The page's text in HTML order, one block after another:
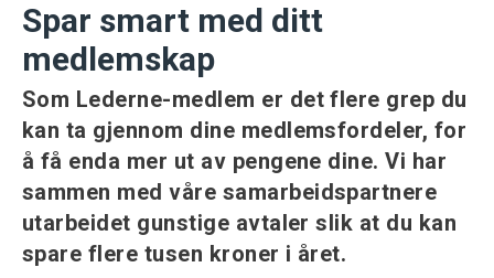
Spar smart med ditt
medlemskap
Som Lederne-medlem er det flere grep du
kan ta gjennom dine medlemsfordeler, for
å få enda mer ut av pengene dine. Vi har
sammen med våre samarbeidspartnere
utarbeidet gunstige avtaler slik at du kan
spare flere tusen kroner i året.